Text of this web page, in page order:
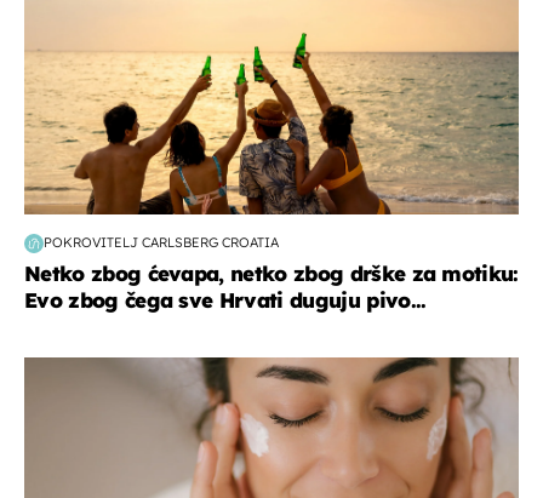
POKROVITELJ CARLSBERG CROATIA
Netko zbog ćevapa, netko zbog drške za motiku:
Evo zbog čega sve Hrvati duguju pivo...
moda & ljepota